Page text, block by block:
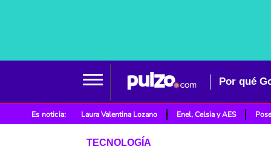
Por qué
Es noticia: Laura Valentina Lozano Enel, Celsia y AES
TECNOLOGÍA